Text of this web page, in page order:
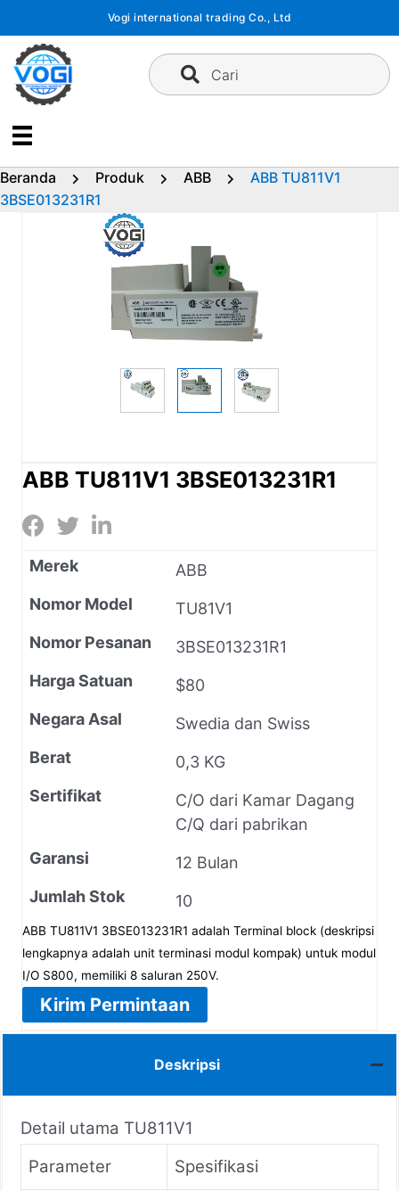
konten
Vogi international trading Co., Ltd
Cari
Beranda Produk ABB
ABB TU811V1
3BSE013231R1
ABB TU811V1 3BSE013231R1
Merek
ABB
Nomor Model
TU81V1
Nomor Pesanan
3BSE013231R1
Harga Satuan
$80
Negara Asal
Swedia dan Swiss
Berat
0,3 KG
Sertifikat
C/O dari Kamar Dagang
C/Q dari pabrikan
Garansi
12 Bulan
Jumlah Stok
10
ABB TU811V1 3BSE013231R1 adalah Terminal block (deskripsi
lengkapnya adalah unit terminasi modul kompak) untuk modul
I/O S800, memiliki 8 saluran 250V.
Kirim Permintaan
Deskripsi
Detail utama TU811V1
Parameter
Spesifikasi